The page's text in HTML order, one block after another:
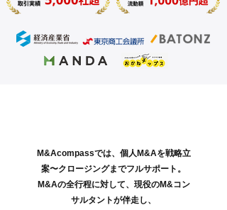
M&Acompassでは、個人M&Aを戦略立
案〜クロージングまでフルサポート。
M&Aの全行程に対して、現役のM&コン
サルタントが伴走し、